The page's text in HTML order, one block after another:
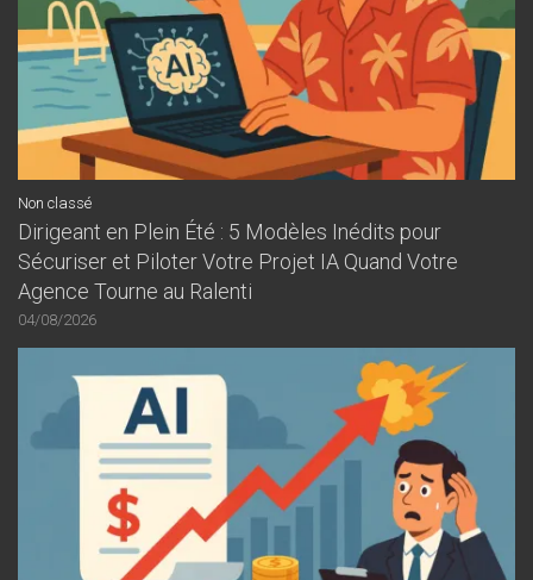
Non classé
Dirigeant en Plein Été : 5 Modèles Inédits pour
Sécuriser et Piloter Votre Projet IA Quand Votre
Agence Tourne au Ralenti
04/08/2026